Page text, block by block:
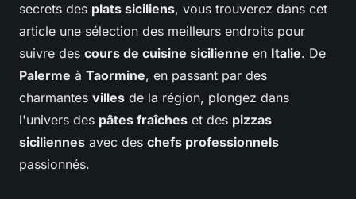
secrets des plats siciliens, vous trouverez dans cet
article une sélection des meilleurs endroits pour
suivre des cours de cuisine sicilienne en Italie. De
Palerme à Taormine, en passant par des
charmantes villes de la région, plongez dans
l'univers des pâtes fraîches et des pizzas
siciliennes avec des chefs professionnels
passionnés.